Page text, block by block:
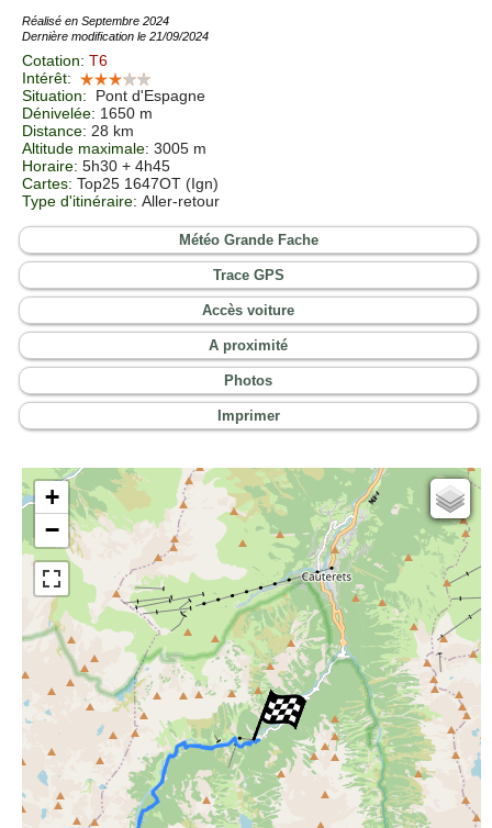
Réalisé en Septembre 2024
Dernière modification le 21/09/2024
Cotation: T6
Intérêt:
Situation:
Pont d'Espagne
Dénivelée: 1650 m
Distance: 28 km
Altitude maximale: 3005 m
Horaire: 5h30 + 4h45
Cartes: Top25 1647OT (Ign)
Type d'itinéraire: Aller-retour
Météo Grande Fache
Trace GPS
Accès voiture
A proximité
Photos
Imprimer
+
−
Cartes IGN
Open Topo Map
Open Street Map
ESRI Word Imagery
Photographies aériennes